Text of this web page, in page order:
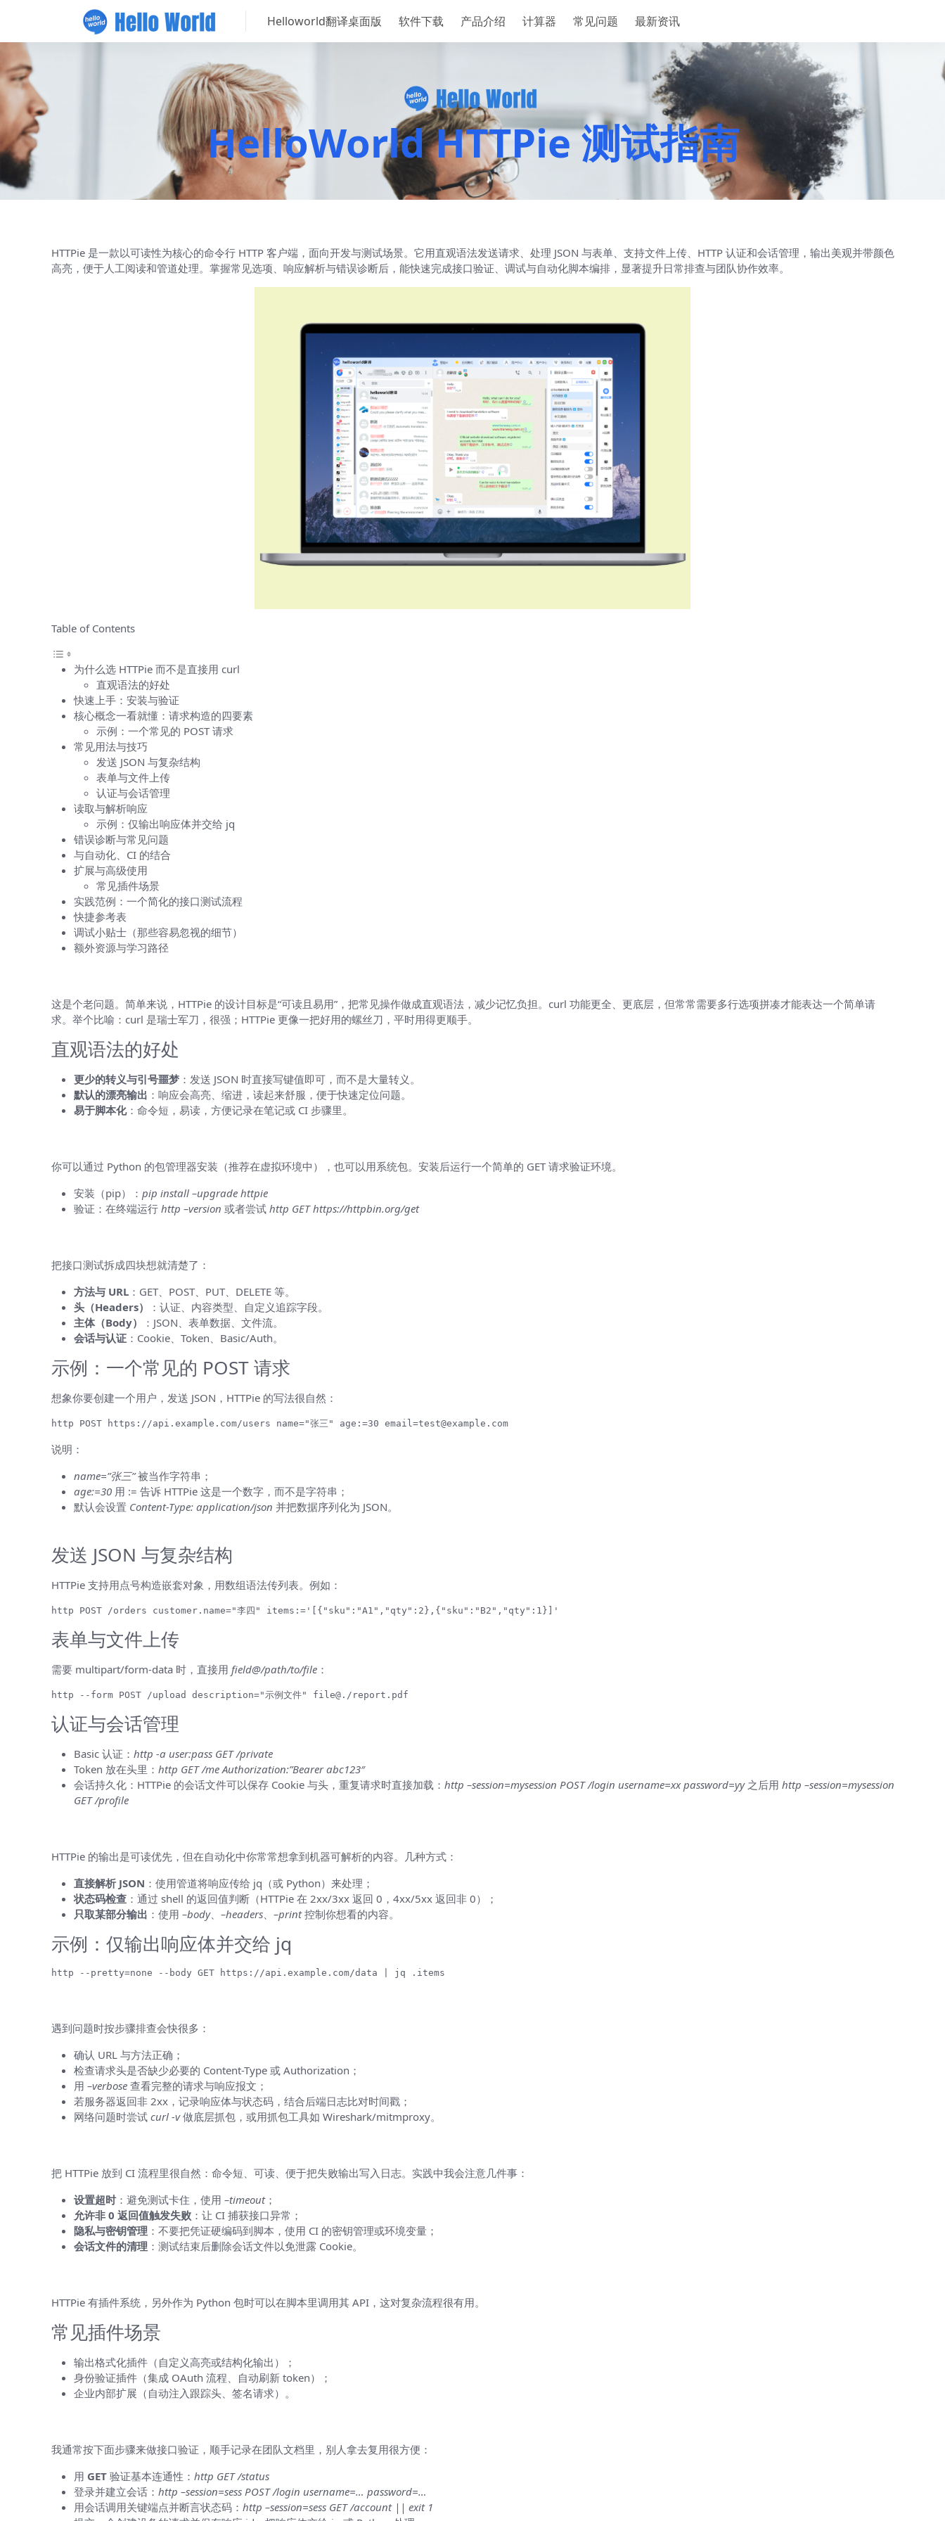
Helloworld翻译桌面版 软件下载 产品介绍 计算器 常见问题 最新资讯
HelloWorld HTTPie 测试指南
HTTPie 是一款以可读性为核心的命令行 HTTP 客户端，面向开发与测试场景。它用直观语法发送请求、处理 JSON 与表单、支持文件上传、HTTP 认证和会话管理，输出美观并带颜色
高亮，便于人工阅读和管道处理。掌握常见选项、响应解析与错误诊断后，能快速完成接口验证、调试与自动化脚本编排，显著提升日常排查与团队协作效率。
Table of Contents
为什么选 HTTPie 而不是直接用 curl
直观语法的好处
快速上手：安装与验证
核心概念一看就懂：请求构造的四要素
示例：一个常见的 POST 请求
常见用法与技巧
发送 JSON 与复杂结构
表单与文件上传
认证与会话管理
读取与解析响应
示例：仅输出响应体并交给 jq
错误诊断与常见问题
与自动化、CI 的结合
扩展与高级使用
常见插件场景
实践范例：一个简化的接口测试流程
快捷参考表
调试小贴士（那些容易忽视的细节）
额外资源与学习路径
这是个老问题。简单来说，HTTPie 的设计目标是“可读且易用”，把常见操作做成直观语法，减少记忆负担。curl 功能更全、更底层，但常常需要多行选项拼凑才能表达一个简单请
求。举个比喻：curl 是瑞士军刀，很强；HTTPie 更像一把好用的螺丝刀，平时用得更顺手。
直观语法的好处
更少的转义与引号噩梦：发送 JSON 时直接写键值即可，而不是大量转义。
默认的漂亮输出 ：响应会高亮、缩进，读起来舒服，便于快速定位问题。
易于脚本化：命令短，易读，方便记录在笔记或 CI 步骤里。
你可以通过 Python 的包管理器安装（推荐在虚拟环境中），也可以用系统包。安装后运行一个简单的 GET 请求验证环境。
安装（pip）： pip install –upgrade httpie
验证：在终端运行 http –version 或者尝试 http GET https://httpbin.org/get
把接口测试拆成四块想就清楚了：
方法与 URL：GET、POST、PUT、DELETE 等。
头（Headers）
：认证、内容类型、自定义追踪字段。
主体（Body）
：JSON、表单数据、文件流。
会话与认证：Cookie、Token、Basic/Auth。
示例：一个常见的 POST 请求
想象你要创建一个用户，发送 JSON，HTTPie 的写法很自然：
http POST https://api.example.com/users name="张三" age:=30 email=test@example.com
说明：
name=”张三”被当作字符串；
age:=30用 := 告诉 HTTPie 这是一个数字，而不是字符串；
默认会设置 Content-Type: application/json 并把数据序列化为 JSON。
发送 JSON 与复杂结构
HTTPie 支持用点号构造嵌套对象，用数组语法传列表。例如：
http POST /orders customer.name="李四" items:='[{"sku":"A1","qty":2},{"sku":"B2","qty":1}]'
表单与文件上传
需要 multipart/form-data 时，直接用 field@/path/to/file：
http --form POST /upload description="示例文件" file@./report.pdf
认证与会话管理
Basic 认证： http -a user:pass GET /private
Token 放在头里： http GET /me Authorization:”Bearer abc123″
会话持久化：HTTPie 的会话文件可以保存 Cookie 与头，重复请求时直接加载： http –session=mysession POST /login username=xx password=yy之后用 http –session=mysession
GET /profile
HTTPie 的输出是可读优先，但在自动化中你常常想拿到机器可解析的内容。几种方式：
直接解析 JSON ：使用管道将响应传给 jq（或 Python）来处理；
状态码检查：通过 shell 的返回值判断（HTTPie 在 2xx/3xx 返回 0，4xx/5xx 返回非 0）；
只取某部分输出 ：使用 –body、 –headers、 –print控制你想看的内容。
示例：仅输出响应体并交给 jq
http --pretty=none --body GET https://api.example.com/data | jq .items
遇到问题时按步骤排查会快很多：
确认 URL 与方法正确；
检查请求头是否缺少必要的 Content-Type 或 Authorization；
用 –verbose查看完整的请求与响应报文；
若服务器返回非 2xx，记录响应体与状态码，结合后端日志比对时间戳；
网络问题时尝试 curl -v做底层抓包，或用抓包工具如 Wireshark/mitmproxy。
把 HTTPie 放到 CI 流程里很自然：命令短、可读、便于把失败输出写入日志。实践中我会注意几件事：
设置超时：避免测试卡住，使用 –timeout；
允许非 0 返回值触发失败：让 CI 捕获接口异常；
隐私与密钥管理 ：不要把凭证硬编码到脚本，使用 CI 的密钥管理或环境变量；
会话文件的清理 ：测试结束后删除会话文件以免泄露 Cookie。
HTTPie 有插件系统，另外作为 Python 包时可以在脚本里调用其 API，这对复杂流程很有用。
常见插件场景
输出格式化插件（自定义高亮或结构化输出）；
身份验证插件（集成 OAuth 流程、自动刷新 token）；
企业内部扩展（自动注入跟踪头、签名请求）。
我通常按下面步骤来做接口验证，顺手记录在团队文档里，别人拿去复用很方便：
用 GET验证基本连通性： http GET /status
登录并建立会话： http –session=sess POST /login username=… password=…
用会话调用关键端点并断言状态码： http –session=sess GET /account || exit 1